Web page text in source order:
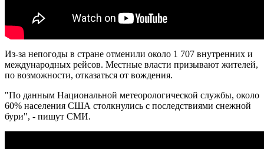
Из-за непогоды в стране отменили около 1 707 внутренних и
международных рейсов. Местные власти призывают жителей,
по возможности, отказаться от вождения.
"По данным Национальной метеорологической службы, около
60% населения США столкнулись с последствиями снежной
бури", - пишут СМИ.